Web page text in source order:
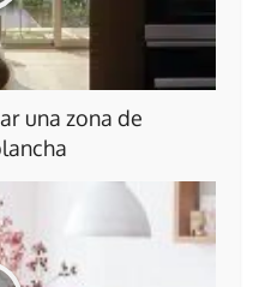
una zona de